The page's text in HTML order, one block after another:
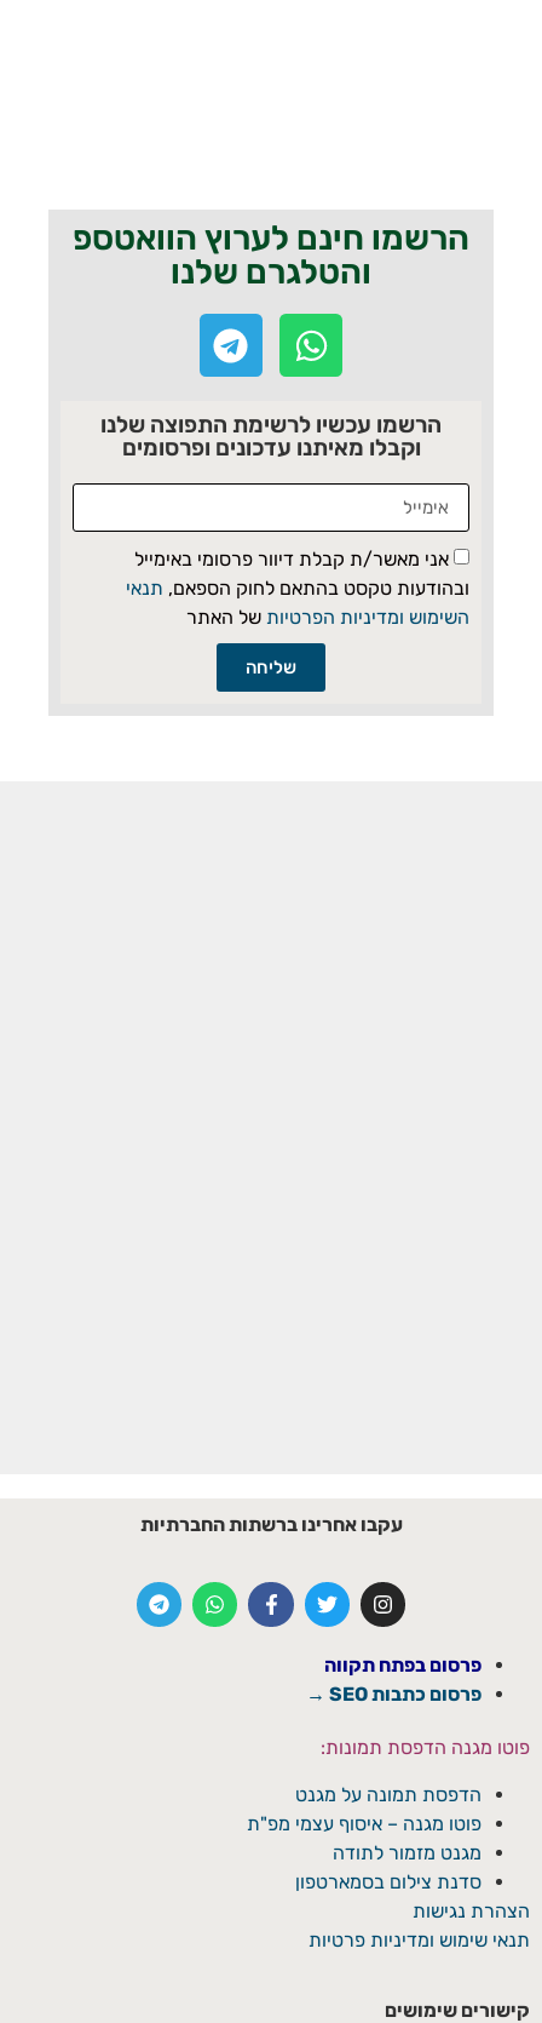
הרשמו חינם לערוץ הוואטספ
והטלגרם שלנו
הרשמו עכשיו לרשימת התפוצה שלנו
וקבלו מאיתנו עדכונים ופרסומים
אני מאשר/ת קבלת דיוור פרסומי באימייל
ובהודעות טקסט בהתאם לחוק הספאם, תנאי
השימוש ומדיניות הפרטיות של האתר
שליחה
עקבו אחרינו ברשתות החברתיות
פרסום בפתח תקווה
פרסום כתבות SEO →
פוטו מגנה הדפסת תמונות:
הדפסת תמונה על מגנט
פוטו מגנה – איסוף עצמי מפ"ת
מגנט מזמור לתודה
סדנת צילום בסמארטפון
הצהרת נגישות
תנאי שימוש ומדיניות פרטיות
קישורים שימושים